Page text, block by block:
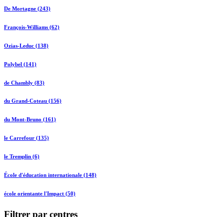
De Mortagne (243)
François-Williams (62)
Ozias-Leduc (138)
Polybel (141)
de Chambly (83)
du Grand-Coteau (156)
du Mont-Bruno (161)
le Carrefour (135)
le Tremplin (6)
École d'éducation internationale (148)
école orientante l'Impact (50)
Filtrer par centres